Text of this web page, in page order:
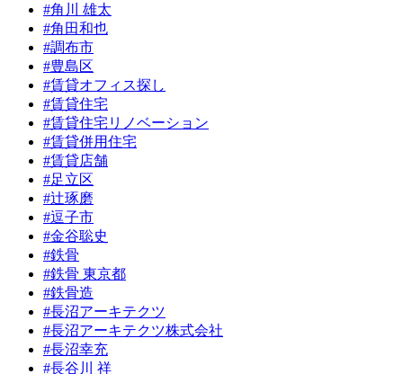
#角川 雄太
#角田和也
#調布市
#豊島区
#賃貸オフィス探し
#賃貸住宅
#賃貸住宅リノベーション
#賃貸併用住宅
#賃貸店舗
#足立区
#辻琢磨
#逗子市
#金谷聡史
#鉄骨
#鉄骨 東京都
#鉄骨造
#長沼アーキテクツ
#長沼アーキテクツ株式会社
#長沼幸充
#長谷川 祥